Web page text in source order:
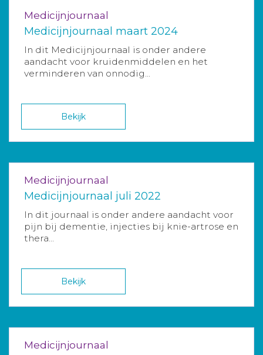
Medicijnjournaal
Medicijnjournaal maart 2024
In dit Medicijnjournaal is onder andere
aandacht voor kruidenmiddelen en het
verminderen van onnodig...
Bekijk
Medicijnjournaal
Medicijnjournaal juli 2022
In dit journaal is onder andere aandacht voor
pijn bij dementie, injecties bij knie-artrose en
thera...
Bekijk
Medicijnjournaal